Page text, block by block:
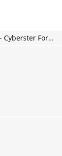
Reifen Felgen Räder - Fahrwerk - Bremsen - Cyberster Forum